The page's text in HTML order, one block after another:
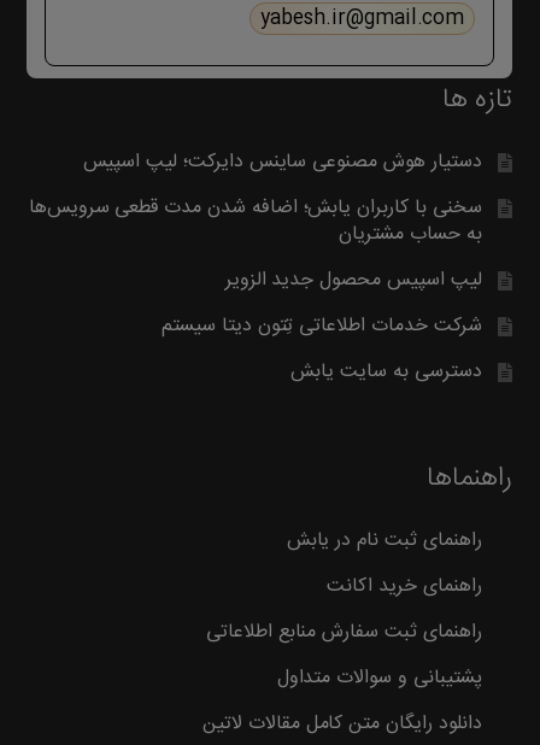
yabesh.ir@gmail.com
تازه ها
دستیار هوش مصنوعی ساینس دایرکت؛ لیپ اسپیس
سخنی با کاربران یابش؛ اضافه شدن مدت قطعی سرویس‌ها
به حساب مشتریان
لیپ اسپیس محصول جدید الزویر
شرکت خدمات اطلاعاتی تِتون دیتا سیستم
دسترسی به سایت یابش
راهنماها
راهنمای ثبت نام در یابش
راهنمای خرید اکانت
راهنمای ثبت سفارش منابع اطلاعاتی
پشتیبانی و سوالات متداول
دانلود رایگان متن کامل مقالات لاتین